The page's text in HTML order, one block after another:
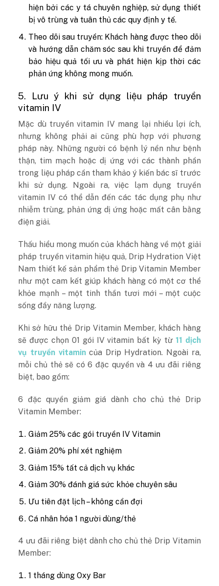
hiện bởi các y tá chuyên nghiệp, sử dụng thiết
bị vô trùng và tuân thủ các quy định y tế.
Theo dõi sau truyền: Khách hàng được theo dõi
và hướng dẫn chăm sóc sau khi truyền để đảm
bảo hiệu quả tối ưu và phát hiện kịp thời các
phản ứng không mong muốn.
5. Lưu ý khi sử dụng liệu pháp truyền
vitamin IV
Mặc dù truyền vitamin IV mang lại nhiều lợi ích,
nhưng không phải ai cũng phù hợp với phương
pháp này. Những người có bệnh lý nền như bệnh
thận, tim mạch hoặc dị ứng với các thành phần
trong liệu pháp cần tham khảo ý kiến bác sĩ trước
khi sử dụng. Ngoài ra, việc lạm dụng truyền
vitamin IV có thể dẫn đến các tác dụng phụ như
nhiễm trùng, phản ứng dị ứng hoặc mất cân bằng
điện giải.
Thấu hiểu mong muốn của khách hàng về một giải
pháp truyền vitamin hiệu quả, Drip Hydration Việt
Nam thiết kế sản phẩm thẻ Drip Vitamin Member
như một cam kết giúp khách hàng có một cơ thể
khỏe mạnh – một tinh thần tươi mới – một cuộc
sống đầy năng lượng.
Khi sở hữu thẻ Drip Vitamin Member, khách hàng
sẽ được chọn 01 gói IV vitamin bất kỳ từ 11 dịch
vụ truyền vitamincủa Drip Hydration. Ngoài ra,
mỗi chủ thẻ sẽ có 6 đặc quyền và 4 ưu đãi riêng
biệt, bao gồm:
6 đặc quyền giảm giá dành cho chủ thẻ Drip
Vitamin Member:
Giảm 25% các gói truyền IV Vitamin
Giảm 20% phí xét nghiệm
Giảm 15% tất cả dịch vụ khác
Giảm 30% đánh giá sức khỏe chuyên sâu
Ưu tiên đặt lịch – không cần đợi
Cá nhân hóa 1 người dùng/thẻ
4 ưu đãi riêng biệt dành cho chủ thẻ Drip Vitamin
Member:
1 tháng dùng Oxy Bar